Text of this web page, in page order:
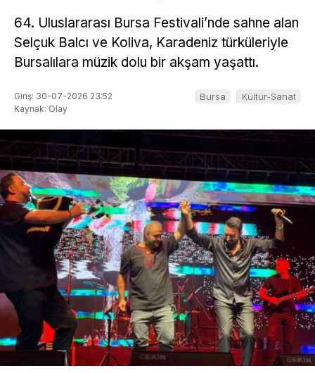
64. Uluslararası Bursa Festivali’nde sahne alan
Selçuk Balcı ve Koliva, Karadeniz türküleriyle
Bursalılara müzik dolu bir akşam yaşattı.
Giriş: 30-07-2026 23:52
Kaynak: Olay
Bursa Kültür-Sanat